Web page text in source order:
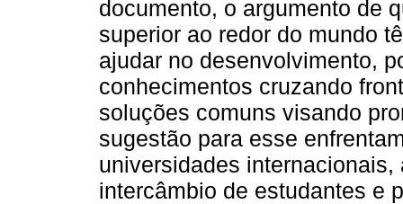
documento, o argumento de
superior ao redor do mundo
ajudar no desenvolvimento,
conhecimentos cruzando
soluções comuns visando
sugestão para esse
universidades
intercâmbio de estudantes e